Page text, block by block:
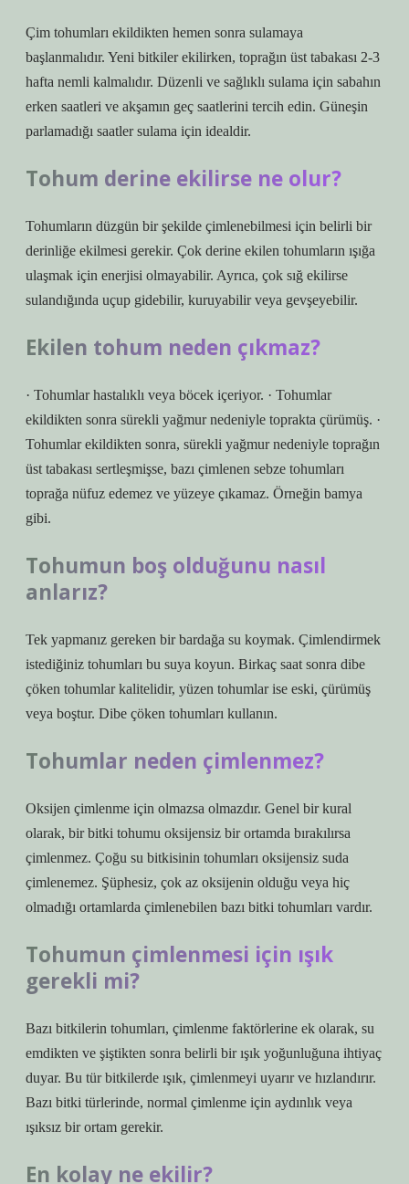
Çim tohumları ekildikten hemen sonra sulamaya
başlanmalıdır. Yeni bitkiler ekilirken, toprağın üst tabakası 2-3
hafta nemli kalmalıdır. Düzenli ve sağlıklı sulama için sabahın
erken saatleri ve akşamın geç saatlerini tercih edin. Güneşin
parlamadığı saatler sulama için idealdir.
Tohum derine ekilirse ne olur?
Tohumların düzgün bir şekilde çimlenebilmesi için belirli bir
derinliğe ekilmesi gerekir. Çok derine ekilen tohumların ışığa
ulaşmak için enerjisi olmayabilir. Ayrıca, çok sığ ekilirse
sulandığında uçup gidebilir, kuruyabilir veya gevşeyebilir.
Ekilen tohum neden çıkmaz?
· Tohumlar hastalıklı veya böcek içeriyor. · Tohumlar
ekildikten sonra sürekli yağmur nedeniyle toprakta çürümüş. ·
Tohumlar ekildikten sonra, sürekli yağmur nedeniyle toprağın
üst tabakası sertleşmişse, bazı çimlenen sebze tohumları
toprağa nüfuz edemez ve yüzeye çıkamaz. Örneğin bamya
gibi.
Tohumun boş olduğunu nasıl
anlarız?
Tek yapmanız gereken bir bardağa su koymak. Çimlendirmek
istediğiniz tohumları bu suya koyun. Birkaç saat sonra dibe
çöken tohumlar kalitelidir, yüzen tohumlar ise eski, çürümüş
veya boştur. Dibe çöken tohumları kullanın.
Tohumlar neden çimlenmez?
Oksijen çimlenme için olmazsa olmazdır. Genel bir kural
olarak, bir bitki tohumu oksijensiz bir ortamda bırakılırsa
çimlenmez. Çoğu su bitkisinin tohumları oksijensiz suda
çimlenemez. Şüphesiz, çok az oksijenin olduğu veya hiç
olmadığı ortamlarda çimlenebilen bazı bitki tohumları vardır.
Tohumun çimlenmesi için ışık
gerekli mi?
Bazı bitkilerin tohumları, çimlenme faktörlerine ek olarak, su
emdikten ve şiştikten sonra belirli bir ışık yoğunluğuna ihtiyaç
duyar. Bu tür bitkilerde ışık, çimlenmeyi uyarır ve hızlandırır.
Bazı bitki türlerinde, normal çimlenme için aydınlık veya
ışıksız bir ortam gerekir.
En kolay ne ekilir?